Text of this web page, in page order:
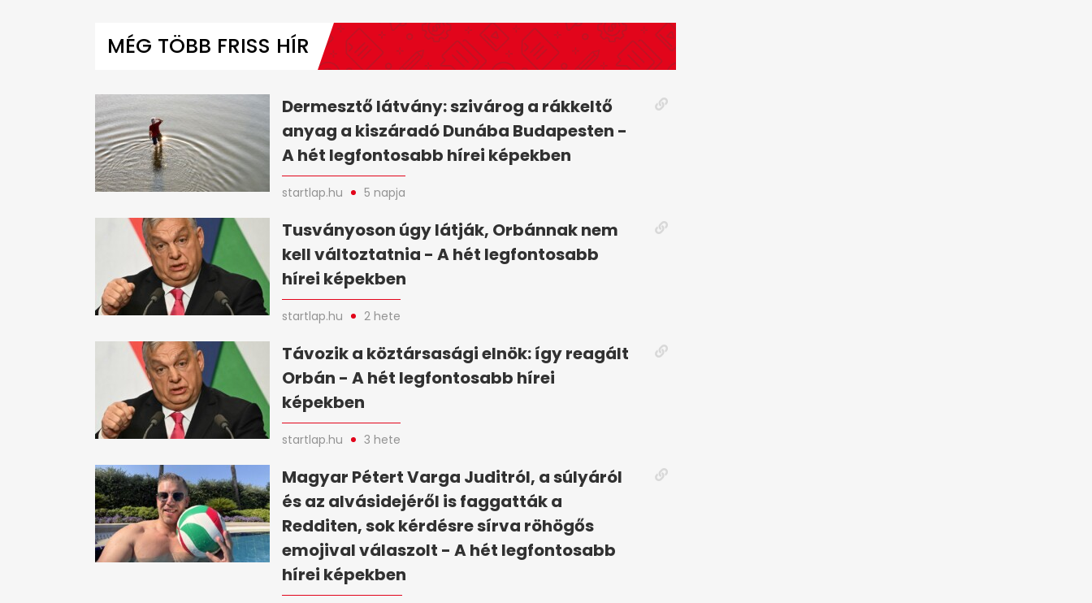
minutes,
0%
MÉG TÖBB FRISS HÍR
Dermesztő látvány: szivárog a rákkeltő
anyag a kiszáradó Dunába Budapesten -
A hét legfontosabb hírei képekben
startlap.hu 5 napja
Tusványoson úgy látják, Orbánnak nem
kell változtatnia - A hét legfontosabb
hírei képekben
startlap.hu 2 hete
Távozik a köztársasági elnök: így reagált
Orbán - A hét legfontosabb hírei
képekben
startlap.hu 3 hete
Magyar Pétert Varga Juditról, a súlyáról
és az alvásidejéről is faggatták a
Redditen, sok kérdésre sírva röhögős
emojival válaszolt - A hét legfontosabb
hírei képekben